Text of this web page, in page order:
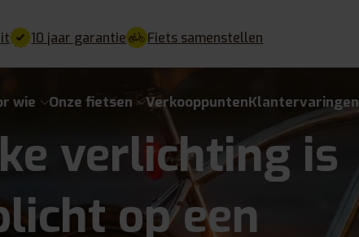
10 jaar garantie Fiets samenstellen
wie Onze fietsen VerkooppuntenKlantervaringen
verlichting is
op een